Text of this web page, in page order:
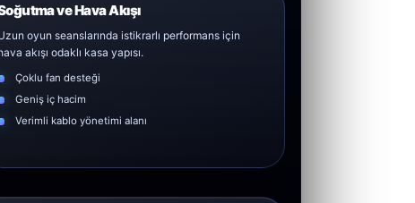
ve Hava Akışı
oyun seanslarında istikrarlı performans için
akışı odaklı kasa yapısı.
Çoklu fan desteği
Geniş iç hacim
Verimli kablo yönetimi alanı